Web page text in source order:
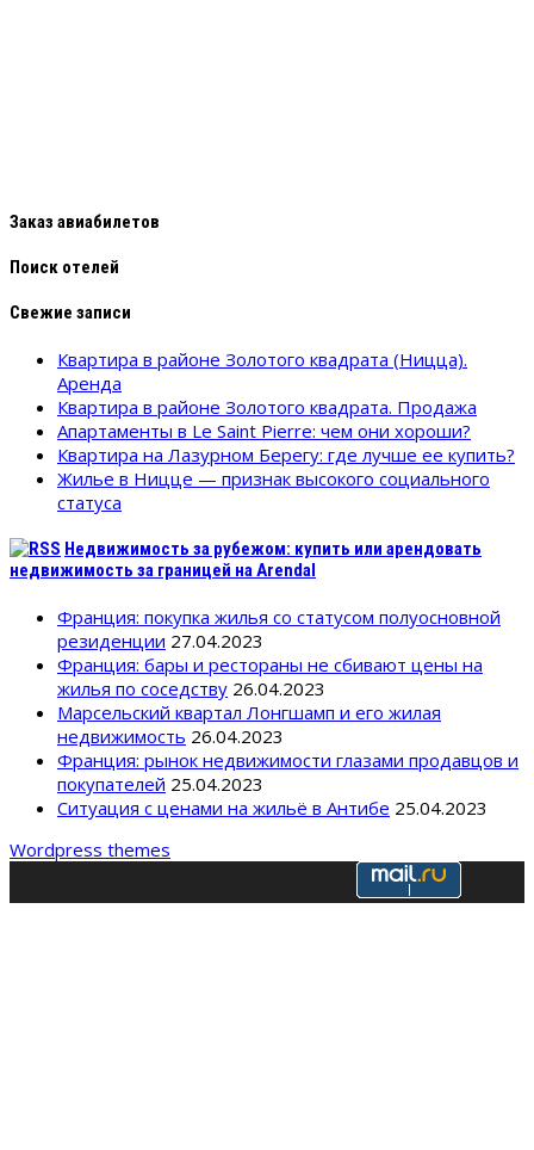
Заказ авиабилетов
Поиск отелей
Свежие записи
Квартира в районе Золотого квадрата (Ницца).
Аренда
Квартира в районе Золотого квадрата. Продажа
Апартаменты в Le Saint Pierre: чем они хороши?
Квартира на Лазурном Берегу: где лучше ее купить?
Жилье в Ницце — признак высокого социального
статуса
Недвижимость за рубежом: купить или арендовать
недвижимость за границей на Arendal
Франция: покупка жилья со статусом полуосновной
резиденции 27.04.2023
Франция: бары и рестораны не сбивают цены на
жилья по соседству 26.04.2023
Марсельский квартал Лонгшамп и его жилая
недвижимость 26.04.2023
Франция: рынок недвижимости глазами продавцов и
покупателей 25.04.2023
Ситуация с ценами на жильё в Антибе 25.04.2023
Wordpress themes